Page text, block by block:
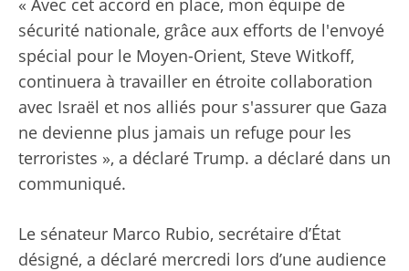
« Avec cet accord en place, mon équipe de
sécurité nationale, grâce aux efforts de l'envoyé
spécial pour le Moyen-Orient, Steve Witkoff,
continuera à travailler en étroite collaboration
avec Israël et nos alliés pour s'assurer que Gaza
ne devienne plus jamais un refuge pour les
terroristes », a déclaré Trump. a déclaré dans un
communiqué.
Le sénateur Marco Rubio, secrétaire d’État
désigné, a déclaré mercredi lors d’une audience